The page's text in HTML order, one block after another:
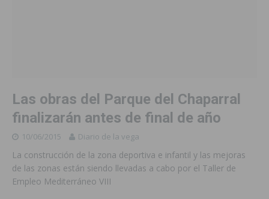
Las obras del Parque del Chaparral
finalizarán antes de final de año
10/06/2015 Diario de la vega
La construcción de la zona deportiva e infantil y las mejoras
de las zonas están siendo llevadas a cabo por el Taller de
Empleo Mediterráneo VIII